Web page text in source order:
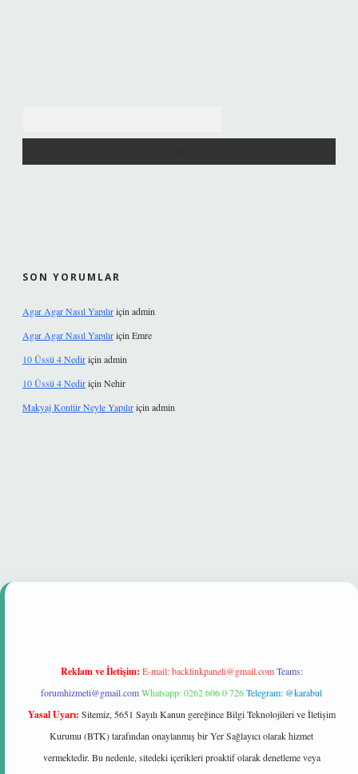
SON YORUMLAR
Agar Agar Nasıl Yapılıriçin admin
Agar Agar Nasıl Yapılıriçin Emre
10 Üssü 4 Nediriçin admin
10 Üssü 4 Nediriçin Nehir
Makyaj Kontür Neyle Yapılıriçin admin
güvenilir mi
Reklam ve İletişim: E-mail:backlinkpaneli@gmail.com Teams:
forumhizmeti@gmail.comWhatsapp: 0262 606 0 726Telegram: @karabul
Yasal Uyarı: Sitemiz, 5651 Sayılı Kanun gereğince Bilgi Teknolojileri ve İletişim
Kurumu (BTK) tarafından onaylanmış bir Yer Sağlayıcı olarak hizmet
vermektedir. Bu nedenle, sitedeki içerikleri proaktif olarak denetleme veya